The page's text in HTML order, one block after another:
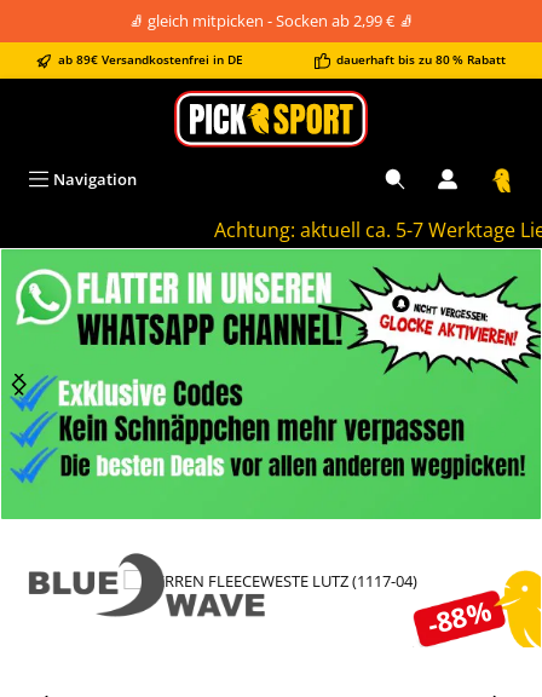
🧦 gleich mitpicken - Socken ab 2,99 € 🧦
ab 89€ Versandkostenfrei in DE dauerhaft bis zu 80 % Rabatt
Achtung: aktuell ca. 5-7 Werktage
Navigation
-88%
Bildergalerie überspringen